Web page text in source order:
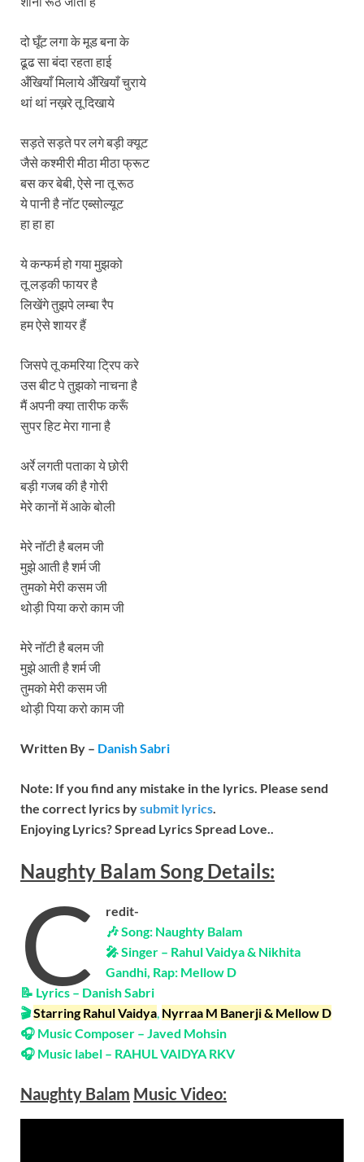
दो घूँट लगा के मूड बना के
ढूढ सा बंदा रहता हाई
अँखियाँ मिलाये अँखियाँ चुराये
थां थां नख़रे तू दिखाये
सड़ते सड़ते पर लगे बड़ी क्यूट
जैसे कश्मीरी मीठा मीठा फ्रूट
बस कर बेबी, ऐसे ना तू रूठ
ये पानी है नॉट एब्सोल्यूट
हा हा हा
ये कन्फर्म हो गया मुझको
तू लड़की फायर है
लिखेंगे तुझपे लम्बा रैप
हम ऐसे शायर हैं
जिसपे तू कमरिया ट्रिप करे
उस बीट पे तुझको नाचना है
मैं अपनी क्या तारीफ करूँ
सुपर हिट मेरा गाना है
अर्रे लगती पताका ये छोरी
बड़ी गजब की है गोरी
मेरे कानों में आके बोली
मेरे नॉटी है बलम जी
मुझे आती है शर्म जी
तुमको मेरी कसम जी
थोड़ी पिया करो काम जी
मेरे नॉटी है बलम जी
मुझे आती है शर्म जी
तुमको मेरी कसम जी
थोड़ी पिया करो काम जी
Written By – Danish Sabri
Note: If you find any mistake in the lyrics. Please send
the correct lyrics bysubmit lyrics
Enjoying Lyrics? Spread Lyrics Spread Love..
Naughty Balam SongDetails:
C
redit-
🎶 Song: Naughty Balam
🎤 Singer – Rahul Vaidya & Nikhita
Gandhi, Rap: Mellow D
📝 Lyrics – Danish Sabri
🎬StarringRahul Vaidya, Nyrraa M Banerji & Mellow D
🎧 Music Composer – Javed Mohsin
🎧 Music label – RAHUL VAIDYA RKV
Naughty Balam Music Video: